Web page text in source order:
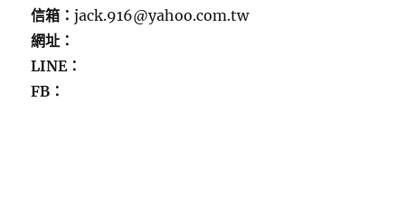
信箱：jack.916@yahoo.com.tw
網址：
LINE：
FB：